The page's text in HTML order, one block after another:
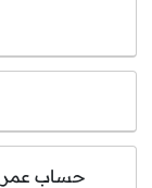
حساب عمر